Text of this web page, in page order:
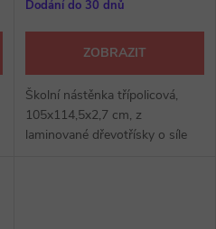
Dodání do 30 dnů
ZOBRAZIT
Školní nástěnka třípolicová,
105x114,5x2,7 cm, z
laminované dřevotřísky o síle